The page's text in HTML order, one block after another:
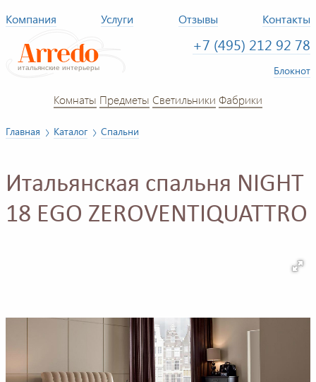
Компания Услуги Отзывы Контакты
+7 (495) 212 92 78
Блокнот
Комнаты Предметы Светильники Фабрики
Главная Каталог Спальни
Итальянская спальня NIGHT
18 EGO ZEROVENTIQUATTRO